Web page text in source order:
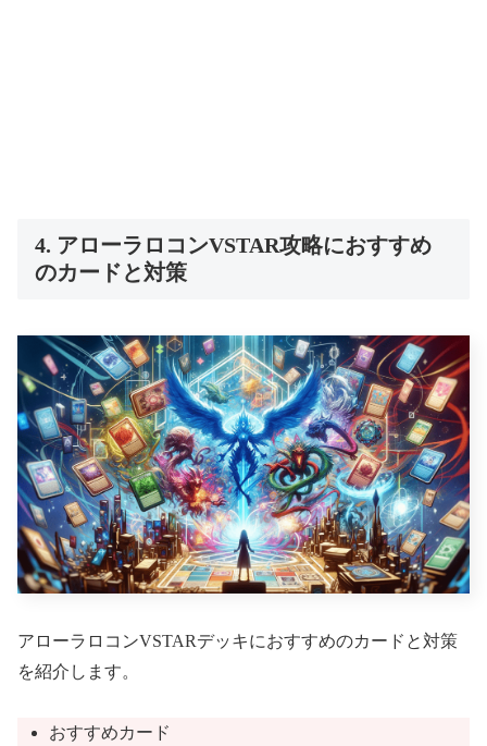
4. アローラロコンVSTAR攻略におすすめ
のカードと対策
アローラロコンVSTARデッキにおすすめのカードと対策
を紹介します。
おすすめカード